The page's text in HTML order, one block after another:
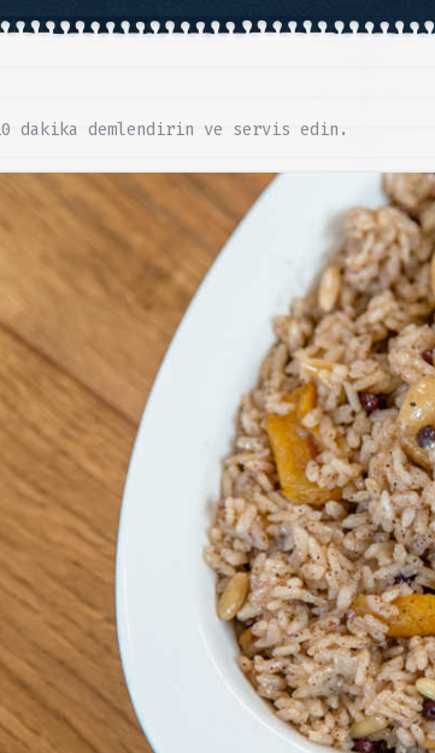
dakika demlendirin ve servis edin.